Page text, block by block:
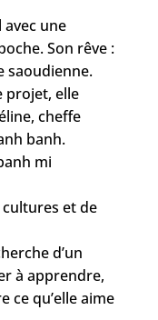
avec une
Son rêve :
saoudienne.
projet, elle
cheffe
banh.
mi
et de
d’un
à apprendre,
ce qu’elle aime